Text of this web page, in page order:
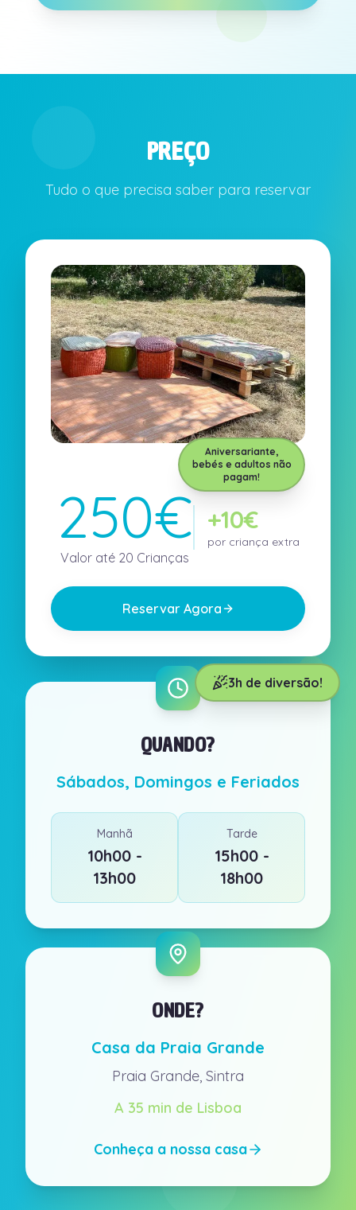
PREÇO
Tudo o que precisa saber para reservar
Aniversariante,
bebés e adultos não
pagam!
250€
Valor até 20 Crianças
+10€
por criança extra
Reservar Agora
3h de diversão!
QUANDO?
Sábados, Domingos e Feriados
Manhã
10h00 -
13h00
Tarde
15h00 -
18h00
ONDE?
Casa da Praia Grande
Praia Grande, Sintra
A 35 min de Lisboa
Conheça a nossa casa